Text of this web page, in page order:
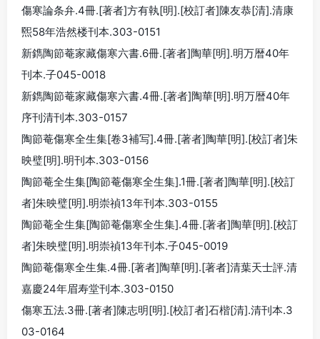
傷寒論条弁.4冊.[著者]方有執[明].[校訂者]陳友恭[清].清康
煕58年浩然楼刊本.303-0151
新鐫陶節菴家藏傷寒六書.6冊.[著者]陶華[明].明万暦40年
刊本.子045-0018
新鐫陶節菴家藏傷寒六書.4冊.[著者]陶華[明].明万暦40年
序刊清刊本.303-0157
陶節菴傷寒全生集[卷3補写].4冊.[著者]陶華[明].[校訂者]朱
映璧[明].明刊本.303-0156
陶節菴全生集[陶節菴傷寒全生集].1冊.[著者]陶華[明].[校訂
者]朱映璧[明].明崇禎13年刊本.303-0155
陶節菴全生集[陶節菴傷寒全生集].4冊.[著者]陶華[明].[校訂
者]朱映璧[明].明崇禎13年刊本.子045-0019
陶節菴傷寒全生集.4冊.[著者]陶華[明].[著者]清葉天士評.清
嘉慶24年眉寿堂刊本.303-0150
傷寒五法.3冊.[著者]陳志明[明].[校訂者]石楷[清].清刊本.3
03-0164